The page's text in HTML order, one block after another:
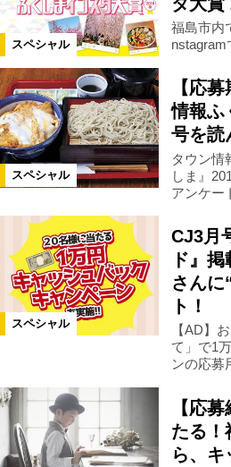
古殿町 浅川町
米沢市 川内村
茨城県
お知らせ プレゼント
キャンペーン イベン
絞り込む
スペシャル
福島市内
nstagram
スペシャル
【応
情報ふ
号を読
タウン情
しま』
アンケー
スペシャル
CJ3月
ド』
さんに
ト！
【AD】
て」で1
ンの応募
【応
たる！
ら、